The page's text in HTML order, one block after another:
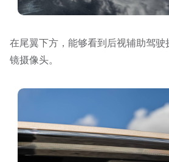
在尾翼下方，能够看到后视辅助驾
镜摄像头。